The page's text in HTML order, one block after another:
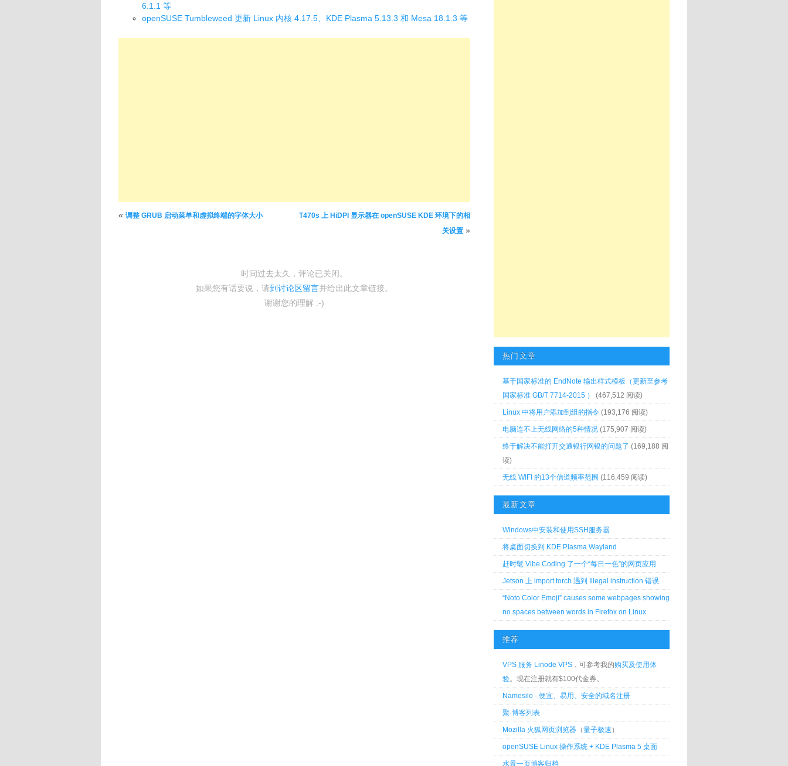
6.1.1 等
openSUSE Tumbleweed 更新 Linux 内核 4.17.5、KDE Plasma 5.13.3 和 Mesa 18.1.3 等
文章导航
« 调整 GRUB 启动菜单和虚拟终端的字体大小
T470s 上 HiDPI 显示器在 openSUSE KDE 环境下的相
关设置 »
时间过去太久，评论已关闭。
如果您有话要说，请到讨论区留言并给出此文章链接。
谢谢您的理解 :-)
热门文章
基于国家标准的 EndNote 输出样式模板（更新至参考
国家标准 GB/T 7714-2015 ）
(467,512 阅读)
Linux 中将用户添加到组的指令 (193,176 阅读)
电脑连不上无线网络的5种情况 (175,907 阅读)
终于解决不能打开交通银行网银的问题了 (169,188 阅
读)
无线 WIFI 的13个信道频率范围 (116,459 阅读)
最新文章
Windows中安装和使用SSH服务器
将桌面切换到 KDE Plasma Wayland
赶时髦 Vibe Coding 了一个“每日一色”的网页应用
Jetson 上 import torch 遇到 Illegal instruction 错误
“Noto Color Emoji” causes some webpages showing
no spaces between words in Firefox on Linux
推荐
VPS 服务 Linode VPS ，可参考我的购买及使用体
验。现在注册就有$100代金券。
Namesilo - 便宜、易用、安全的域名注册
聚·博客列表
Mozilla 火狐网页浏览器 （量子极速 ）
openSUSE Linux 操作系统 + KDE Plasma 5 桌面
水景一页博客归档